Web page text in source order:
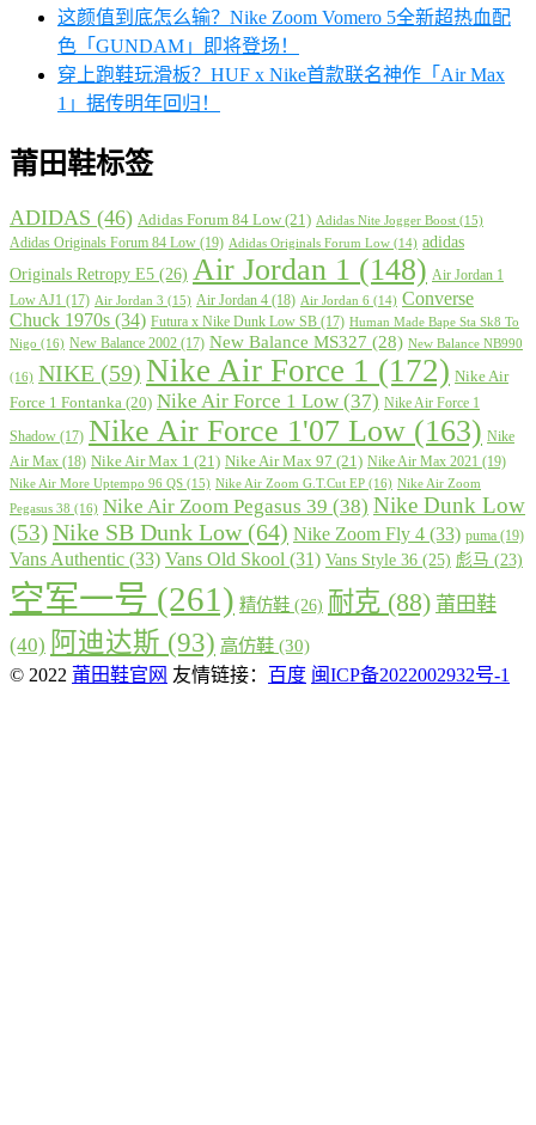
这颜值到底怎么输？Nike Zoom Vomero 5全新超热血配
色「GUNDAM」即将登场！
穿上跑鞋玩滑板？HUF x Nike首款联名神作「Air Max
1」据传明年回归！
莆田鞋标签
ADIDAS (46) Adidas Forum 84 Low (21) Adidas Nite Jogger Boost (15)
Adidas Originals Forum 84 Low (19) Adidas Originals Forum Low (14) adidas
Originals Retropy E5 (26) Air Jordan 1 (148) Air Jordan 1
Low AJ1 (17) Air Jordan 3 (15) Air Jordan 4 (18) Air Jordan 6 (14) Converse
Chuck 1970s (34) Futura x Nike Dunk Low SB (17) Human Made Bape Sta Sk8 To
Nigo (16) New Balance 2002 (17) New Balance MS327 (28) New Balance NB990
(16) NIKE (59) Nike Air Force 1 (172) Nike Air
Force 1 Fontanka (20) Nike Air Force 1 Low (37) Nike Air Force 1
Shadow (17) Nike Air Force 1'07 Low (163) Nike
Air Max (18) Nike Air Max 1 (21) Nike Air Max 97 (21) Nike Air Max 2021 (19)
Nike Air More Uptempo 96 QS (15) Nike Air Zoom G.T.Cut EP (16) Nike Air Zoom
Pegasus 38 (16) Nike Air Zoom Pegasus 39 (38) Nike Dunk Low
(53)Nike SB Dunk Low(64) Nike Zoom Fly 4 (33) puma (19)
Vans Authentic (33) Vans Old Skool (31) Vans Style 36 (25) 彪马 (23)
空军一号 (261) 精仿鞋 (26) 耐克 (88) 莆田鞋
(40) 阿迪达斯 (93) 高仿鞋 (30)
© 2022 莆田鞋官网 友情链接： 百度 闽ICP备2022002932号-1